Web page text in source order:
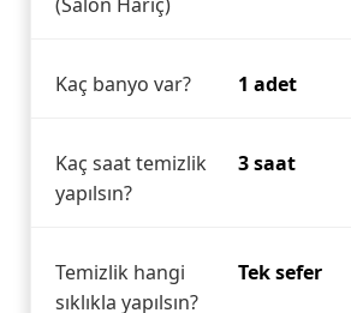
Kaç banyo var? 1 adet
Kaç saat temizlik
yapılsın?
3 saat
Temizlik hangi
sıklıkla yapılsın?
Tek sefer